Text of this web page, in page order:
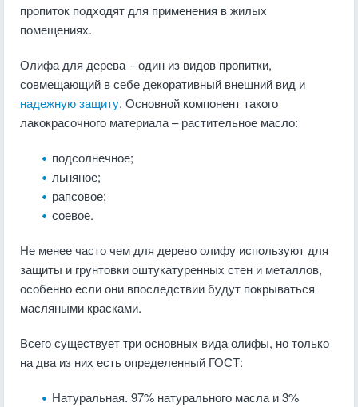
пропиток подходят для применения в жилых
помещениях.
Олифа для дерева – один из видов пропитки,
совмещающий в себе декоративный внешний вид и
надежную защиту. Основной компонент такого
лакокрасочного материала – растительное масло:
подсолнечное;
льняное;
рапсовое;
соевое.
Не менее часто чем для дерево олифу используют для
защиты и грунтовки оштукатуренных стен и металлов,
особенно если они впоследствии будут покрываться
масляными красками.
Всего существует три основных вида олифы, но только
на два из них есть определенный ГОСТ:
Натуральная. 97% натурального масла и 3%